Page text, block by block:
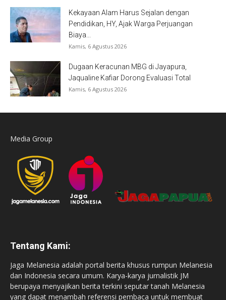
Kekayaan Alam Harus Sejalan dengan
Pendidikan, HY, Ajak Warga Perjuangan
Biaya...
Kamis, 6 Agustus 2026
Dugaan Keracunan MBG di Jayapura,
Jaqualine Kafiar Dorong Evaluasi Total
Kamis, 6 Agustus 2026
Media Group
Tentang Kami:
Jaga Melanesia adalah portal berita khusus rumpun Melanesia
dan Indonesia secara umum. Karya-karya jurnalistik JM
berupaya menyajikan berita terkini seputar tanah Melanesia
yang dapat menambah referensi pembaca untuk membuat